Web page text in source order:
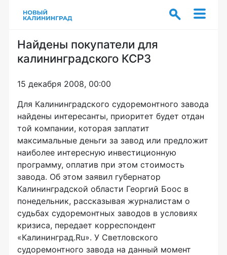
Найдены покупатели для
калининградского КСРЗ
15 декабря 2008, 00:00
Для Калининградского судоремонтного завода
найдены интересанты, приоритет будет отдан
той компании, которая заплатит
максимальные деньги за завод или предложит
наиболее интересную инвестиционную
программу, оплатив при этом стоимость
завода. Об этом заявил губернатор
Калининградской области Георгий Боос в
понедельник, рассказывая журналистам о
судьбах судоремонтных заводов в условиях
кризиса, передает корреспондент
«Калининград.Ru». У Светловского
судоремонтного завода на данный момент